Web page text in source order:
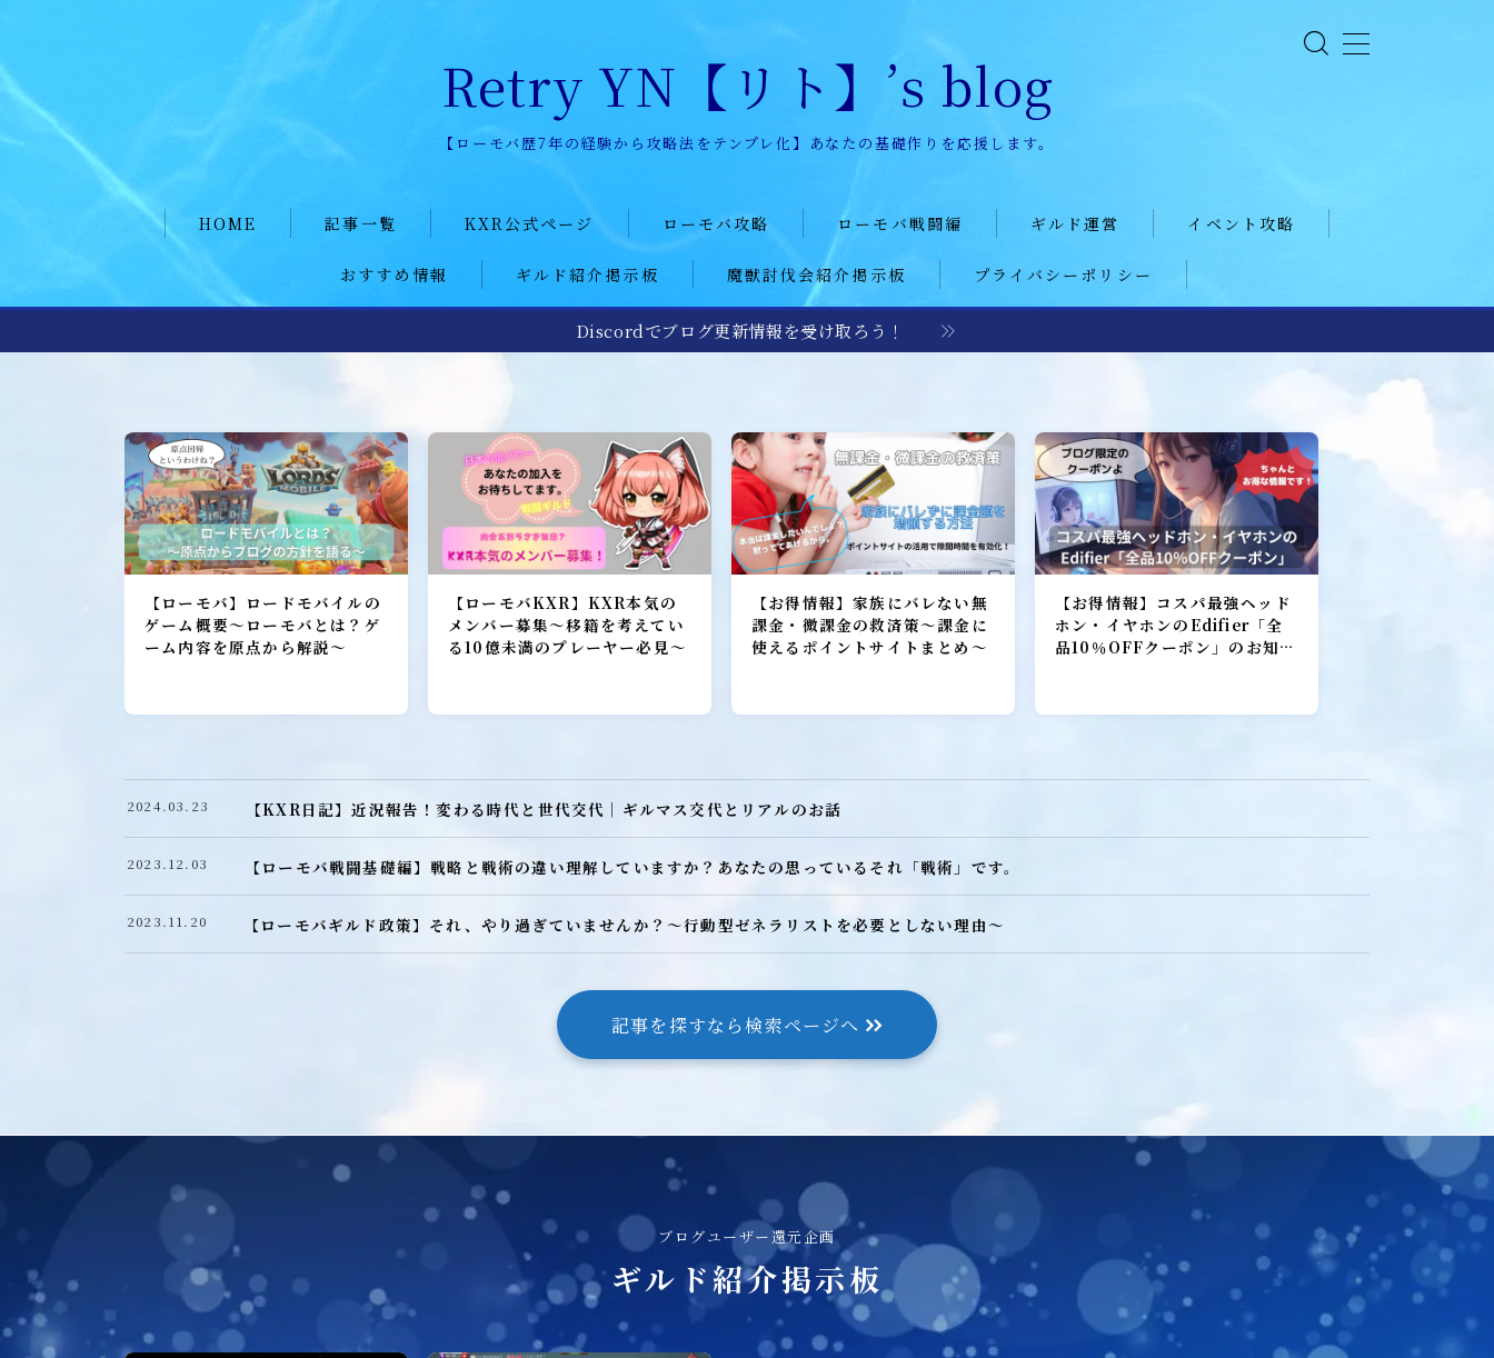
Retry YN【リト】’s blog
【ローモバ歴7年の経験から攻略法をテンプレ化】あなたの基礎作りを応援します。
HOME 記事一覧 KXR公式ページ
KXR history
ローモバ攻略
初心者プレーヤー
建設
装備
ヒーロー
召喚獣
ローモバ戦闘編
戦闘基礎編
戦闘防衛編
戦闘小ネタ編
ギルド運営
ギルド政策
外交戦略編
イベント攻略
魔獣討伐会
おすすめ情報 ギルド紹介掲示板 魔獣討伐会紹介掲示板 プライバシーポリシー
HOME
KXR公式ページ
KXR日記
メンバー募集
加入者レポート
ローモバ攻略
初心者プレーヤー
建設
装備
ヒーロー
召喚獣
ローモバ戦闘編
ギルド運営
ルール
コミュニケーション
募集戦略
Webマーケティング探偵事務所
Discordでブログ更新情報を受け取ろう！
【ローモバ】ロードモバイルの
ゲーム概要～ローモバとは？ゲ
ーム内容を原点から解説～
【ローモバKXR】KXR本気の
メンバー募集～移籍を考えてい
る10億未満のプレーヤー必見～
【お得情報】家族にバレない無
課金・微課金の救済策～課金に
使えるポイントサイトまとめ～
【お得情報】コスパ最強ヘッド
ホン・イヤホンのEdifier「全
品10％OFFクーポン」のお知ら
【KXR日記】近況報告！変わる時代と世代交代｜ギルマス交代とリアルのお話
2024.03.23
【ローモバ戦闘基礎編】戦略と戦術の違い理解していますか？あなたの思っているそれ「戦術」です。
2023.12.03
【ローモバギルド政策】それ、やり過ぎていませんか？～行動型ゼネラリストを必要としない理由～
2023.11.20
記事を探すなら検索ページへ
ブログユーザー還元企画
ギルド紹介掲示板